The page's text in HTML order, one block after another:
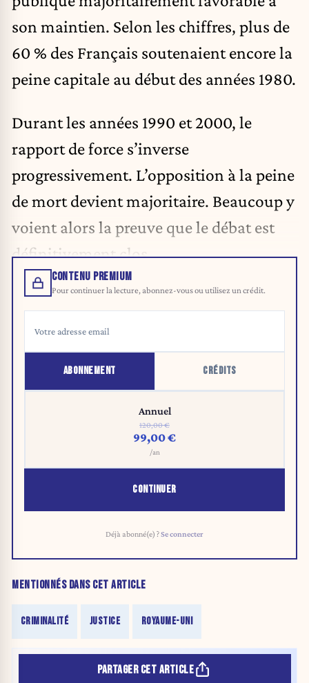
son maintien. Selon les chiffres, plus de
60 % des Français soutenaient encore la
peine capitale au début des années 1980.
Durant les années 1990 et 2000, le
rapport de force s’inverse
progressivement. L’opposition à la peine
de mort devient majoritaire. Beaucoup y
voient alors la preuve que le débat est
définitivement clos.
CONTENU PREMIUM
Pour continuer la lecture, abonnez-vous ou utilisez un crédit.
ABONNEMENT CRÉDITS
Annuel
120,00 €
99,00 €
/an
CONTINUER
Déjà abonné(e) ?Se connecter
MENTIONNÉS DANS CET ARTICLE
CRIMINALITÉ JUSTICE ROYAUME-UNI
PARTAGER CET ARTICLE